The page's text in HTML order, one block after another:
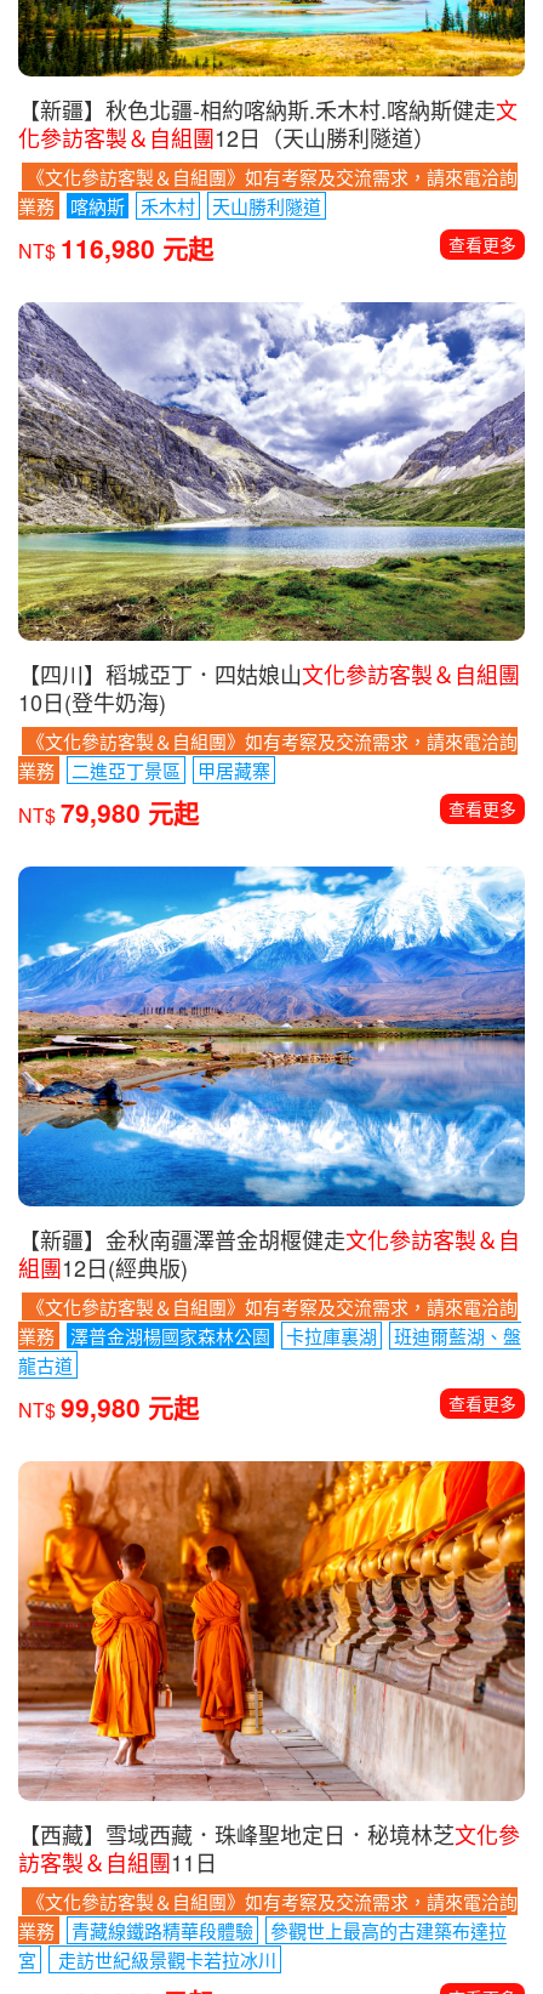
【新疆】秋色北疆-相約喀納斯.禾木村.喀納斯健走文
化參訪客製＆自組團12日（天山勝利隧道）
《文化參訪客製＆自組團》如有考察及交流需求，請來電洽詢
業務
喀納斯 禾木村 天山勝利隧道
NT$ 116,980 元起 查看更多
【四川】稻城亞丁．四姑娘山文化參訪客製＆自組團
10日(登牛奶海)
《文化參訪客製＆自組團》如有考察及交流需求，請來電洽詢
業務
二進亞丁景區 甲居藏寨
NT$79,980 元起 查看更多
【新疆】金秋南疆澤普金胡椻健走文化參訪客製＆自
組團12日(經典版)
《文化參訪客製＆自組團》如有考察及交流需求，請來電洽詢
業務
澤普金湖楊國家森林公園 卡拉庫裏湖
班迪爾藍湖、盤
龍古道
NT$99,980 元起 查看更多
【西藏】雪域西藏．珠峰聖地定日．秘境林芝文化參
訪客製＆自組團11日
《文化參訪客製＆自組團》如有考察及交流需求，請來電洽詢
業務
青藏線鐵路精華段體驗
參觀世上最高的古建築布達拉
宮
走訪世紀級景觀卡若拉冰川